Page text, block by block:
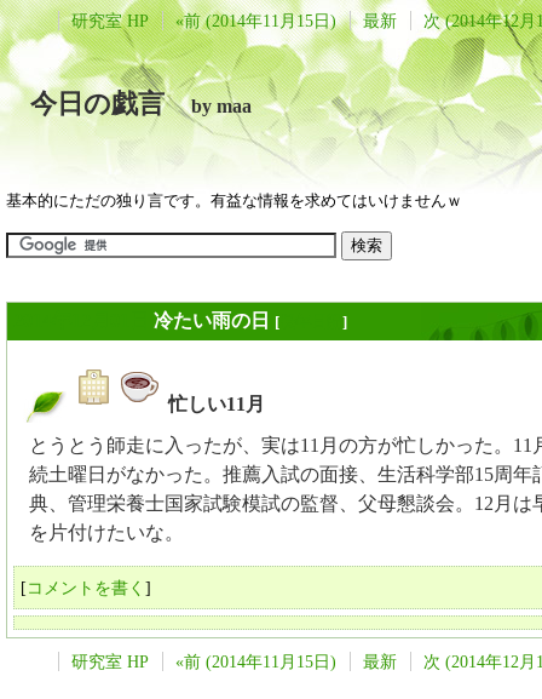
研究室 HP «前 (2014年11月15日) 最新 次 (2014年12月
今日の戯言by maa
基本的にただの独り言です。有益な情報を求めてはいけませんｗ
冷たい雨の日 [ ]
忙しい11月
とうとう師走に入ったが、実は11月の方が忙しかった。11
続土曜日がなかった。推薦入試の面接、生活科学部15周年
典、管理栄養士国家試験模試の監督、父母懇談会。12月は
を片付けたいな。
[コメントを書く ]
研究室 HP «前 (2014年11月15日) 最新 次 (2014年12月